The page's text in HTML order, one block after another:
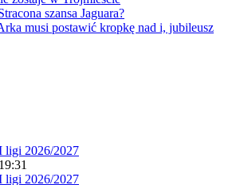
szansa Jaguara?
musi postawić kropkę nad i, jubileusz